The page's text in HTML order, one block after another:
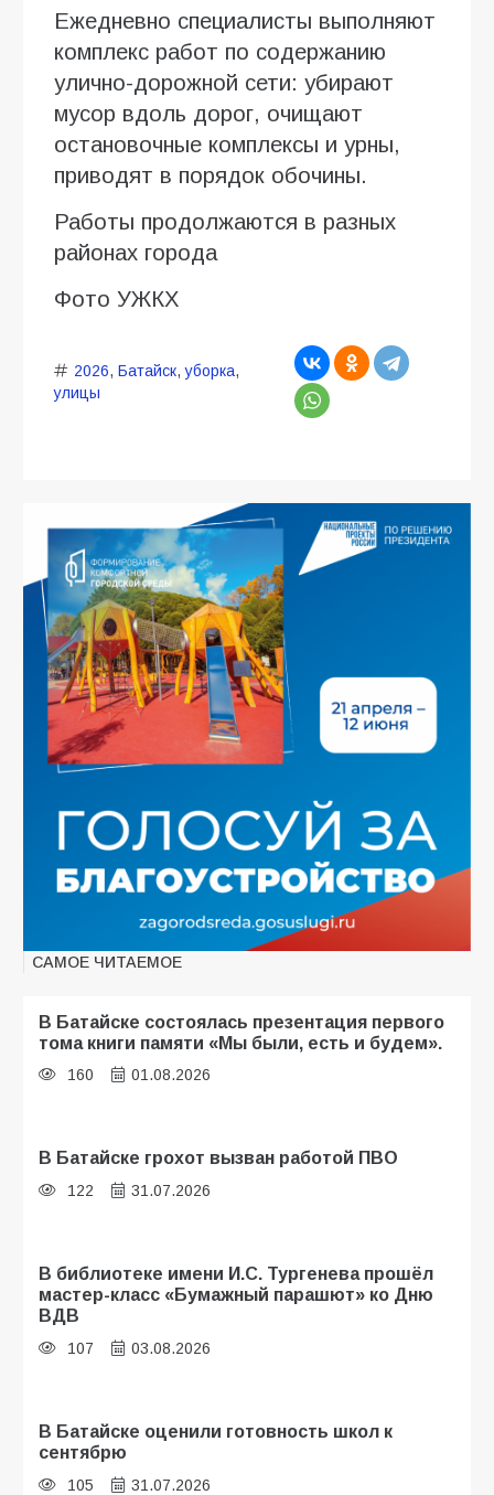
Ежедневно специалисты выполняют
комплекс работ по содержанию
улично-дорожной сети: убирают
мусор вдоль дорог, очищают
остановочные комплексы и урны,
приводят в порядок обочины.
Работы продолжаются в разных
районах города
Фото УЖКХ
2026, Батайск,уборка,
улицы
САМОЕ ЧИТАЕМОЕ
В Батайске состоялась презентация первого
тома книги памяти «Мы были, есть и будем».
160 01.08.2026
В Батайске грохот вызван работой ПВО
122 31.07.2026
В библиотеке имени И.С. Тургенева прошёл
мастер-класс «Бумажный парашют» ко Дню
ВДВ
107 03.08.2026
В Батайске оценили готовность школ к
сентябрю
105 31.07.2026